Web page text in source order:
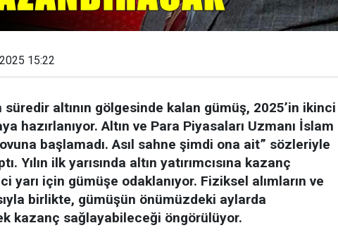
15:22
süredir altının gölgesinde kalan gümüş, 2025’in ikinci
hazırlanıyor. Altın ve Para Piyasaları Uzmanı İslam
başlamadı. Asıl sahne şimdi ona ait” sözleriyle
Yılın ilk yarısında altın yatırımcısına kazanç
yarı için gümüşe odaklanıyor. Fiziksel alımların ve
birlikte, gümüşün önümüzdeki aylarda
kazanç sağlayabileceği öngörülüyor.